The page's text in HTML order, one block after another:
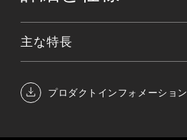
プロダクトインフォメーション
主な特長